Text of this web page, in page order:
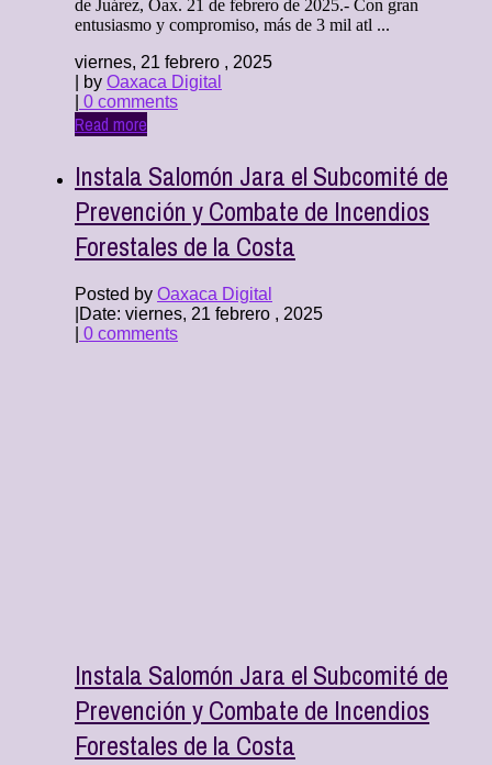
de Juárez, Oax. 21 de febrero de 2025.- Con gran
entusiasmo y compromiso, más de 3 mil atl ...
viernes, 21 febrero , 2025
| by Oaxaca Digital
0 comments
Read more
Instala Salomón Jara el Subcomité de
Prevención y Combate de Incendios
Forestales de la Costa
Posted by Oaxaca Digital
Date: viernes, 21 febrero , 2025
0 comments
Instala Salomón Jara el Subcomité de
Prevención y Combate de Incendios
Forestales de la Costa